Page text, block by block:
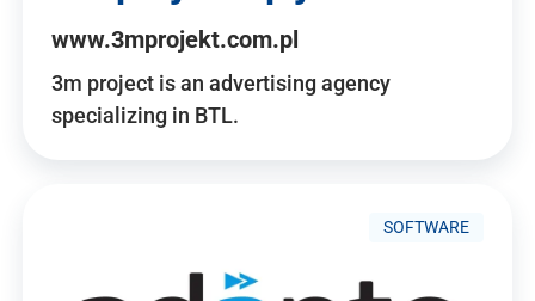
www.3mprojekt.com.pl
3m project is an advertising agency
specializing in BTL.
SOFTWARE